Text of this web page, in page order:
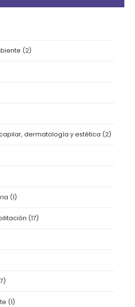
(2)
dermatología y estética (2)
(1)
(17)
(1)